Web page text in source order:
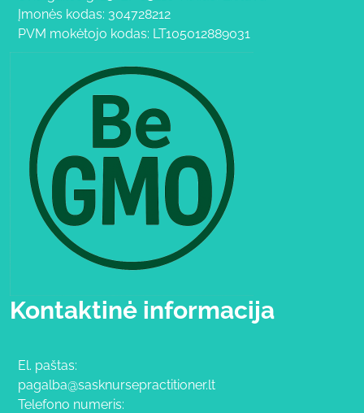
Įmonės kodas: 304728212
PVM mokėtojo kodas: LT105012889031
Kontaktinė informacija
El. paštas:
pagalba@sasknursepractitioner.lt
Telefono numeris: